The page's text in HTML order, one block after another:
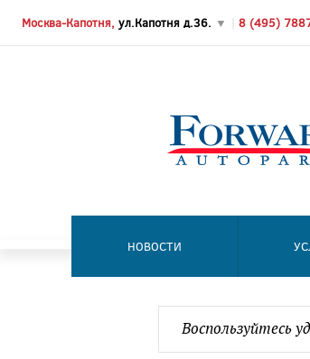
Москва-Капотня, ул.Капотня д.36. ▼ 8 (495)
НОВОСТИ